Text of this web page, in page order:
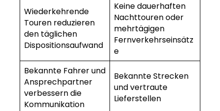
Wiederkehrende
Touren reduzieren
den täglichen
Dispositionsaufwand
Keine dauerhaften
Nachttouren oder
mehrtägigen
Fernverkehrseinsätz
e
Bekannte Fahrer und
Ansprechpartner
verbessern die
Kommunikation
Bekannte Strecken
und vertraute
Lieferstellen